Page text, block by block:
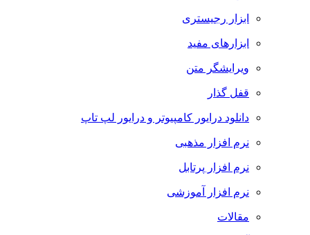
ابزار رجیستری
ابزارهای مفید
ویرایشگر متن
قفل گذار
دانلود درایور کامپیوتر و درایور لپ تاپ
نرم افزار مذهبی
نرم افزار پرتابل
نرم افزار آموزشی
مقالات